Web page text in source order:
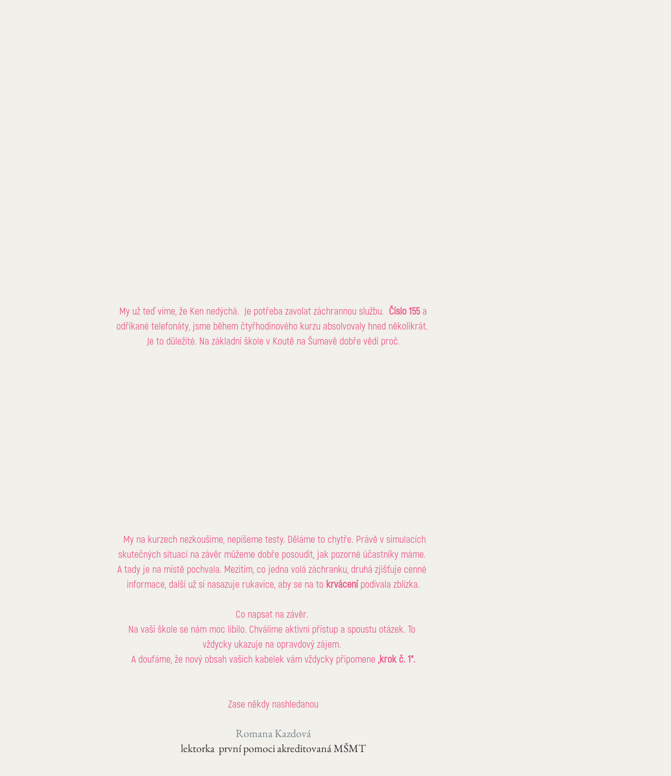
My už teď víme, že Ken nedýchá.  Je potřeba zavolat záchrannou službu. Číslo 155 a
odříkané telefonáty, jsme během čtyřhodinového kurzu absolvovaly hned několikrát.
Je to důležité. Na základní škole v Koutě na Šumavě dobře vědí proč.
My na kurzech nezkoušíme, nepíšeme testy. Děláme to chytře. Právě v simulacích
skutečných situací na závěr můžeme dobře posoudit, jak pozorné účastníky máme.
A tady je na místě pochvala. Mezitím, co jedna volá záchranku, druhá zjišťuje cenné
informace, další už si nasazuje rukavice, aby se na to krvácení podívala zblízka.
Co napsat na závěr.
Na vaší škole se nám moc líbilo. Chválíme aktivní přístup a spoustu otázek. To
vždycky ukazuje na opravdový zájem.
A doufáme, že nový obsah vašich kabelek vám vždycky připomene „krok č. 1“.
Zase někdy nashledanou
Romana Kazdová
lektorka  první pomoci akreditovaná MŠMT